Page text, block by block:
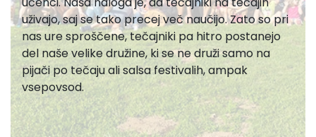
uživajo, saj se tako precej več naučijo. Zato so pri
nas ure sproščene, tečajniki pa hitro postanejo
del naše velike družine, ki se ne druži samo na
pijači po tečaju ali salsa festivalih, ampak
vsepovsod.